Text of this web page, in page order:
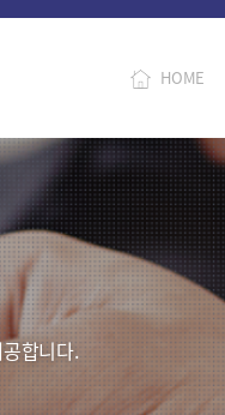
HOME
합니다.